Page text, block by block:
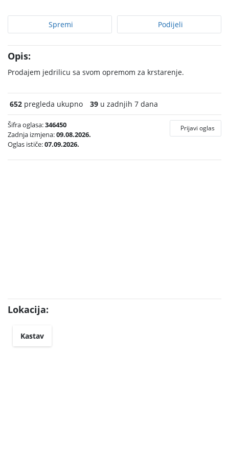
Spremi Podijeli
Opis:
Prodajem jedrilicu sa svom opremom za krstarenje.
652 pregleda ukupno 39 u zadnjih 7 dana
Šifra oglasa:346450
Zadnja izmjena:09.08.2026.
Oglas ističe:07.09.2026.
Prijavi oglas
Lokacija:
Kastav